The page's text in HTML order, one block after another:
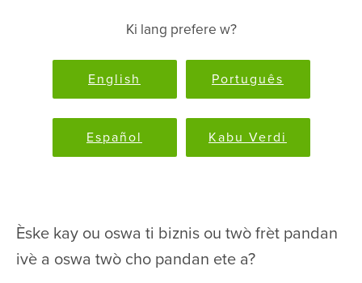
Ki lang prefere w?
English Português
Español Kabu Verdi
Èske kay ou oswa ti biznis ou twò frèt pandan
ivè a oswa twò cho pandan ete a?